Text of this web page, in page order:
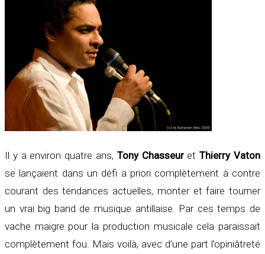
Il y a environ quatre ans, Tony ChasseuretThierry Vaton
se lançaient dans un défi a priori complètement à contre
courant des tendances actuelles, monter et faire tourner
un vrai big band de musique antillaise. Par ces temps de
vache maigre pour la production musicale cela paraissait
complètement fou. Mais voilà, avec d’une part l’opiniâtreté